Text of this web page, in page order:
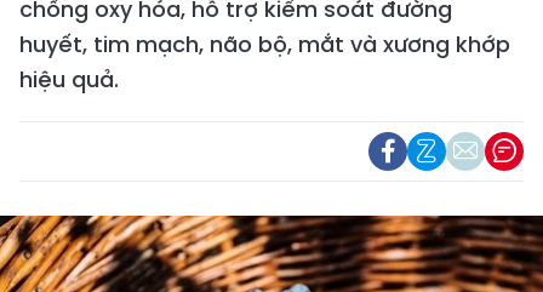
chống oxy hóa, hỗ trợ kiểm soát đường
huyết, tim mạch, não bộ, mắt và xương khớp
hiệu quả.